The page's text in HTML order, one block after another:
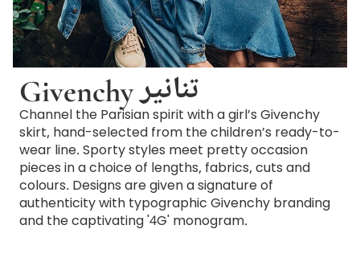
Givenchy تنانير
Channel the Parisian spirit with a girl’s Givenchy
skirt, hand-selected from the children’s ready-to-
wear line. Sporty styles meet pretty occasion
pieces in a choice of lengths, fabrics, cuts and
colours. Designs are given a signature of
authenticity with typographic Givenchy branding
and the captivating '4G' monogram.